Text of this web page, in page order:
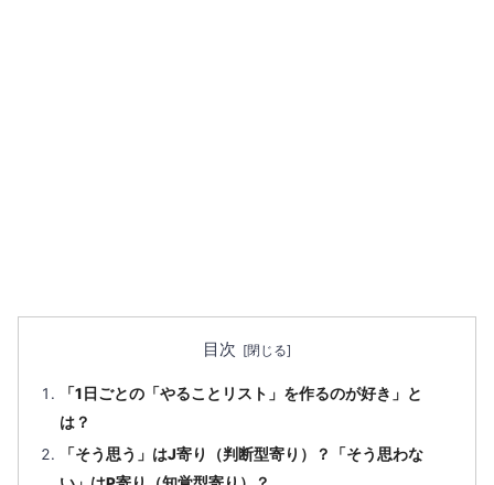
目次
「1日ごとの「やることリスト」を作るのが好き」と
は？
「そう思う」はJ寄り（判断型寄り）？「そう思わな